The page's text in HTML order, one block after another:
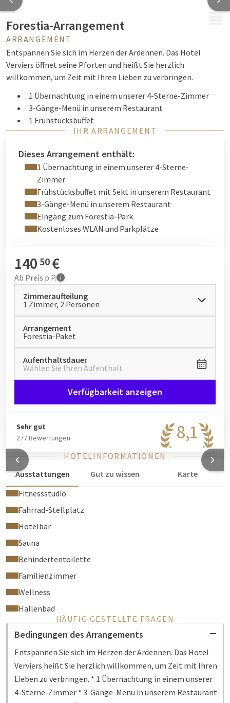
Forestia-Arrangement
ARRANGEMENT
Entspannen Sie sich im Herzen der Ardennen. Das Hotel
Verviers öffnet seine Pforten und heißt Sie herzlich
willkommen, um Zeit mit Ihren Lieben zu verbringen.
1 Übernachtung in einem unserer 4-Sterne-Zimmer
3-Gänge-Menü in unserem Restaurant
1 Frühstücksbuffet
Eingang zum Tierpark Forestia
IHR ARRANGEMENT
Dieses Arrangement enthält:
1 Übernachtung in einem unserer 4-Sterne-
Zimmer
Frühstücksbuffet mit Sekt in unserem Restaurant
3-Gänge-Menü in unserem Restaurant
Eingang zum Forestia-Park
Kostenloses WLAN und Parkplätze
140 50 €
Ab Preis p.P.
Zimmeraufteilung
1 Zimmer, 2 Personen
Arrangement
Forestia-Paket
Aufenthaltsdauer
Wählen Sie Ihren Aufenthalt
Verfügbarkeit anzeigen
8,1
Sehr gut
277 Bewertungen
HOTELINFORMATIONEN
Ausstattungen
Gut zu wissen
Karte
Fitnessstudio
Fahrrad-Stellplatz
Hotelbar
Sauna
Behindertentoilette
Familienzimmer
Wellness
Hallenbad
HÄUFIG GESTELLTE FRAGEN
Bedingungen des Arrangements
Entspannen Sie sich im Herzen der Ardennen. Das Hotel
Verviers heißt Sie herzlich willkommen, um Zeit mit Ihren
Lieben zu verbringen. * 1 Übernachtung in einem unserer
4-Sterne-Zimmer * 3-Gänge-Menü in unserem Restaurant